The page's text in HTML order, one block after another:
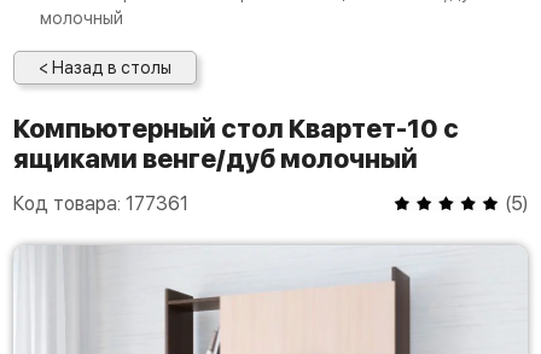
молочный
< Назад в столы
Компьютерный стол Квартет-10 с
ящиками венге/дуб молочный
Код товара: 177361 (5)